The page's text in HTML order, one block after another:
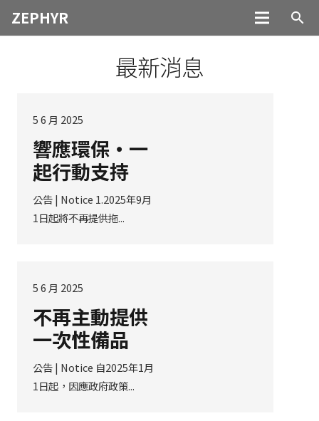
ZEPHYR search
最新消息
5 6 月 2025
響應環保・一
起行動支持
公告 | Notice 1.2025年9月
1日起將不再提供拖...
5 6 月 2025
不再主動提供
一次性備品
公告 | Notice 自2025年1月
1日起，因應政府政策...